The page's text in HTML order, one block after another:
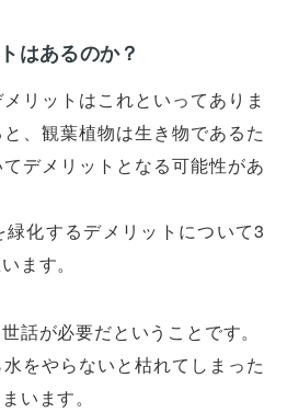
はあるのか？
リットはこれといってありま
、観葉植物は生き物であるた
デメリットとなる可能性があ
化するデメリットについて3
ます。
話が必要だということです。
をやらないと枯れてしまった
います。